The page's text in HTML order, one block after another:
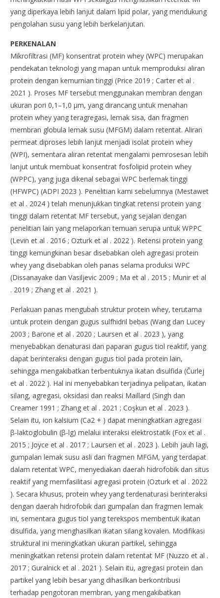
yang diperkaya lebih lanjut dalam lipid polar, yang mendukung
pengolahan susu yang lebih berkelanjutan.
PERKENALAN
Mikrofiltrasi (MF) konsentrat protein whey (WPC) merupakan
pendekatan teknologi yang mapan untuk memproduksi aliran
protein dengan kemurnian tinggi (Price 2019 ; Carter et al .
2021 ). Proses MF tersebut menggunakan membran dengan
ukuran pori 0,1–1,0 μm, yang dirancang untuk menahan
protein whey yang teragregasi, lemak sisa, dan fragmen
membran globula lemak susu (MFGM) dalam retentat. Aliran
permeat diproses lebih lanjut menjadi isolat protein whey
(WPI), sementara aliran retentat mengalami pemrosesan lebih
lanjut untuk membuat konsentrat fosfolipid protein whey
(WPPC), yang juga dikenal sebagai WPC berlemak tinggi
(HFWPC) (ADPI 2023 ). Penelitian kami sebelumnya (Mestawet
et al . 2024 ) telah menunjukkan tingkat retensi protein yang
tinggi dalam retentat MF tersebut, yang sejalan dengan
penelitian lain yang melaporkan temuan serupa untuk WPPC
(Levin et al . 2016 ; Ozturk et al . 2022 ). Retensi protein yang
tinggi kemungkinan besar disebabkan oleh agregasi protein
whey yang disebabkan oleh panas selama produksi WPC
(Dissanayake dan Vasiljevic 2009 ; Ma et al . 2015 ; Munir et al
. 2019 ; Zhang et al . 2021 ).
Perlakuan panas mengubah struktur protein whey, terutama
untuk protein dengan gugus sulfhidril bebas (Wang dan Lucey
2003 ; Barone et al . 2020 ; Laursen et al . 2023 ), yang
menyebabkan denaturasi dan paparan gugus tiol reaktif, yang
dapat berinteraksi dengan gugus tiol pada protein lain,
sehingga mengakibatkan terbentuknya ikatan disulfida (Čurlej
et al . 2022 ). Hal ini menyebabkan terjadinya pelipatan, ikatan
silang, agregasi, oksidasi dan reaksi Maillard (Singh dan
Creamer 1991 ; Zhang et al . 2021 ; Coşkun et al . 2023 ).
Selain itu, ion kalsium (Ca2 + ) dapat meningkatkan agregasi
β-laktoglobulin (β-lg) melalui interaksi elektrostatik (Fox et al .
2015 ; Joyce et al . 2017 ; Laursen et al . 2023 ). Lebih jauh lagi,
gumpalan lemak susu asli dan fragmen MFGM, yang terdapat
dalam retentat WPC, menyediakan daerah hidrofobik dan situs
reaktif yang memfasilitasi agregasi protein (Ozturk et al . 2022
). Secara khusus, protein whey yang terdenaturasi berinteraksi
dengan daerah hidrofobik dari gumpalan dan fragmen lemak
ini, sementara gugus tiol yang terekspos membentuk ikatan
disulfida, yang menghasilkan ikatan silang kovalen. Modifikasi
struktural ini meningkatkan ukuran partikel, sehingga
meningkatkan retensi protein dalam retentat MF (Nuzzo et al .
2017 ; Guralnick et al . 2021 ). Selain itu, agregasi protein dan
partikel yang lebih besar yang dihasilkan berkontribusi
terhadap pengotoran membran, yang mengakibatkan